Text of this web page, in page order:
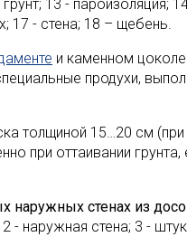
13 - пароизоляция;
17 - стена; 18 – щебень.
и каменном
продухи,
толщиной 15…20 см (при
при оттаивании
наружных стенах из
- наружная стена; 3 -